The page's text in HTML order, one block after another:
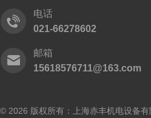
电话
021-66278602
邮箱
15618576711@163.com
© 2026 版权所有：上海赤丰机电设备